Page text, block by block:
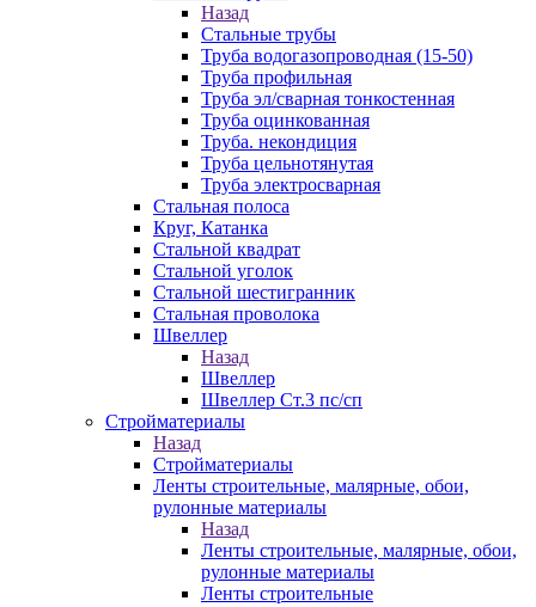
Назад
Стальные трубы
Труба водогазопроводная (15-50)
Труба профильная
Труба эл/сварная тонкостенная
Труба оцинкованная
Труба. некондиция
Труба цельнотянутая
Труба электросварная
Стальная полоса
Круг, Катанка
Стальной квадрат
Стальной уголок
Стальной шестигранник
Стальная проволока
Швеллер
Назад
Швеллер
Швеллер Ст.3 пс/сп
Стройматериалы
Назад
Стройматериалы
Ленты строительные, малярные, обои,
рулонные материалы
Назад
Ленты строительные, малярные, обои,
рулонные материалы
Ленты строительные